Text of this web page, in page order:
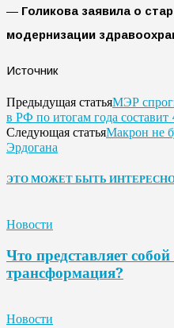
— Голикова заявила о
модернизации
Источник
Предыдущая статьяМЭР
в РФ по итогам года
Следующая статьяМакрон не
Эрдогана
ЭТО МОЖЕТ БЫТЬ
Новости
Что представляет
трансформация?
Новости